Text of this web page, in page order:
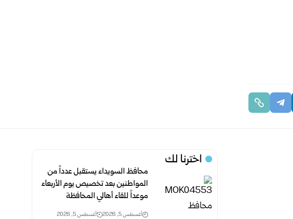
اخترنا لك
محافظ السويداء يستقبل عدداً من
المواطنين بعد تخصيص يوم الأربعاء
موعداً للقاء أهالي المحافظة
أغسطس 5, 2026 أغسطس 5, 2026